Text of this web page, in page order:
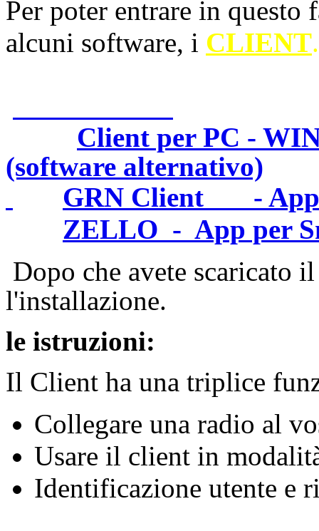
Per poter entrare in questo
alcuni software, i CLIENT.
Client per PC -
(software alternativo)
GRN Client - App
ZELLO - App per
Dopo che avete scaricato
l'installazione.
le istruzioni:
Il Client ha una triplice
Collegare una radio al
Usare il client in
Identificazione utente e